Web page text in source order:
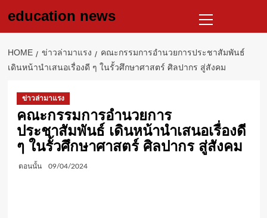
education news
Menu
HOME ข่าวล่ามาแรง
คณะกรรมการอำนวยการประชาสัมพันธ์
เดินหน้านำเสนอเรื่องดี ๆ ในรั้วศึกษาศาสตร์ ศิลปากร สู่สังคม
ข่าวล่ามาแรง
คณะกรรมการอำนวยการ
ประชาสัมพันธ์ เดินหน้านำเสนอเรื่องดี
ๆ ในรั้วศึกษาศาสตร์ ศิลปากร สู่สังคม
ตอนนั้น 09/04/2024